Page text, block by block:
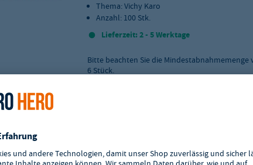
Thema: Vichy Karo
Anzahl: 100 Stk.
Lieferzeit: 2 - 5 Werktage
Bitte beachten Sie die Mindestabnahmemenge
6 Stück.